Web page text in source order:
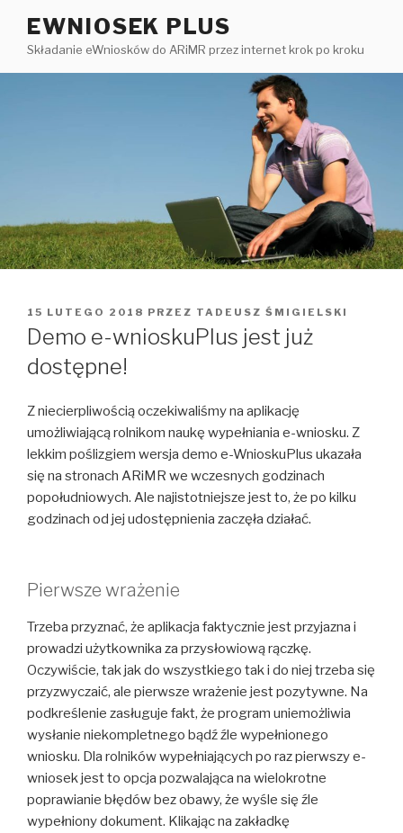
treści
EWNIOSEK PLUS
Składanie eWniosków do ARiMR przez internet krok po kroku
OPUBLIKOWANE
W
15 LUTEGO 2018 PRZEZ TADEUSZ ŚMIGIELSKI
Demo e-wnioskuPlus jest już
dostępne!
Z niecierpliwością oczekiwaliśmy na aplikację
umożliwiającą rolnikom naukę wypełniania e-wniosku. Z
lekkim poślizgiem wersja demo e-WnioskuPlus ukazała
się na stronach ARiMR we wczesnych godzinach
popołudniowych. Ale najistotniejsze jest to, że po kilku
godzinach od jej udostępnienia zaczęła działać.
Pierwsze wrażenie
Trzeba przyznać, że aplikacja faktycznie jest przyjazna i
prowadzi użytkownika za przysłowiową rączkę.
Oczywiście, tak jak do wszystkiego tak i do niej trzeba się
przyzwyczaić, ale pierwsze wrażenie jest pozytywne. Na
podkreślenie zasługuje fakt, że program uniemożliwia
wysłanie niekompletnego bądź źle wypełnionego
wniosku. Dla rolników wypełniających po raz pierwszy e-
wniosek jest to opcja pozwalająca na wielokrotne
poprawianie błędów bez obawy, że wyśle się źle
wypełniony dokument. Klikając na zakładkę